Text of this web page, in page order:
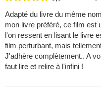
Adapté du livre du même
mon livre préféré, ce film est
l'on ressent en lisant le livre
film perturbant, mais
J'adhère complètement.. A
faut lire et relire à l'infini !